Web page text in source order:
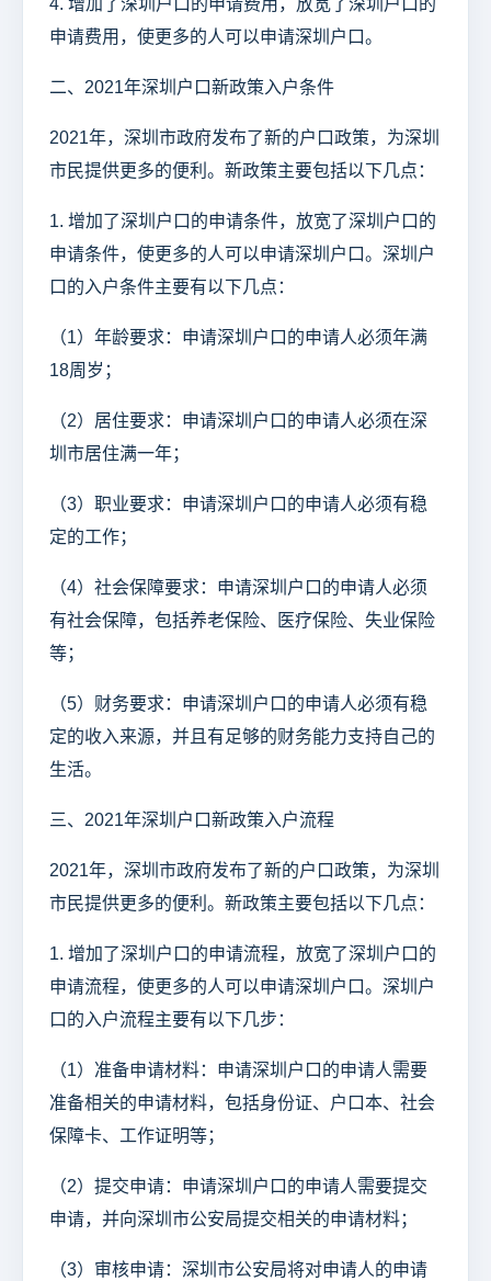
4. 增加了深圳户口的申请费用，放宽了深圳户口的
申请费用，使更多的人可以申请深圳户口。
二、2021年深圳户口新政策入户条件
2021年，深圳市政府发布了新的户口政策，为深圳
市民提供更多的便利。新政策主要包括以下几点：
1. 增加了深圳户口的申请条件，放宽了深圳户口的
申请条件，使更多的人可以申请深圳户口。深圳户
口的入户条件主要有以下几点：
（1）年龄要求：申请深圳户口的申请人必须年满
18周岁；
（2）居住要求：申请深圳户口的申请人必须在深
圳市居住满一年；
（3）职业要求：申请深圳户口的申请人必须有稳
定的工作；
（4）社会保障要求：申请深圳户口的申请人必须
有社会保障，包括养老保险、医疗保险、失业保险
等；
（5）财务要求：申请深圳户口的申请人必须有稳
定的收入来源，并且有足够的财务能力支持自己的
生活。
三、2021年深圳户口新政策入户流程
2021年，深圳市政府发布了新的户口政策，为深圳
市民提供更多的便利。新政策主要包括以下几点：
1. 增加了深圳户口的申请流程，放宽了深圳户口的
申请流程，使更多的人可以申请深圳户口。深圳户
口的入户流程主要有以下几步：
（1）准备申请材料：申请深圳户口的申请人需要
准备相关的申请材料，包括身份证、户口本、社会
保障卡、工作证明等；
（2）提交申请：申请深圳户口的申请人需要提交
申请，并向深圳市公安局提交相关的申请材料；
（3）审核申请：深圳市公安局将对申请人的申请